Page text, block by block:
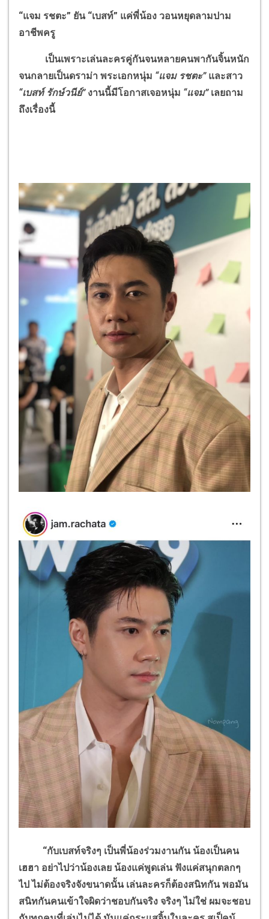
“แจม รชตะ” ยัน “เบสท์” แค่พี่น้อง วอนหยุดลามปาม
อาชีพครู
เป็นเพราะเล่นละครคู่กันจนหลายคนพากันจิ้นหนัก
จนกลายเป็นดราม่า พระเอกหนุ่ม “แจม รชตะ”และสาว
“เบสท์ รักษ์วนีย์” งานนี้มีโอกาสเจอหนุ่ม “แจม” เลยถาม
ถึงเรื่องนี้
“กับเบสท์จริงๆ เป็นพี่น้องร่วมงานกัน น้องเป็นคน
เฮฮา อย่าไปว่าน้องเลย น้องแค่พูดเล่น ฟังแค่สนุกตลกๆ
ไป ไม่ต้องจริงจังขนาดนั้น เล่นละครก็ต้องสนิทกัน พอมัน
สนิทกันคนเข้าใจผิดว่าชอบกันจริง จริงๆ ไม่ใช่ ผมจะชอบ